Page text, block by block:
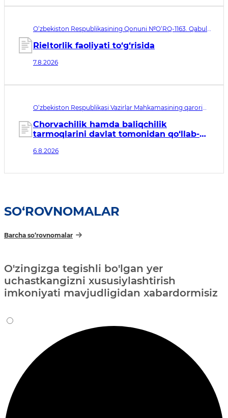
O‘zbekiston Respublikasining Qonuni №O‘RQ-1163. Qabul
Rieltorlik faoliyati to‘g‘risida
7.8.2026
O‘zbekiston Respublikasi Vazirlar Mahkamasining qarori
sanasi 07.08.2026
Chorvachilik hamda baliqchilik
tarmoqlarini davlat tomonidan qo‘llab-
tadbirlari to‘g‘risida
6.8.2026
SO‘ROVNOMALAR
Barcha so‘rovnomalar
O'zingizga tegishli bo'lgan yer
uchastkangizni xususiylashtirish
imkoniyati mavjudligidan xabardormisiz